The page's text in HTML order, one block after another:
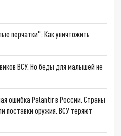
перчатки": Как уничтожить
ВСУ. Но беды для малышей не
ошибка Palantir в России. Страны
поставки оружия. ВСУ теряют